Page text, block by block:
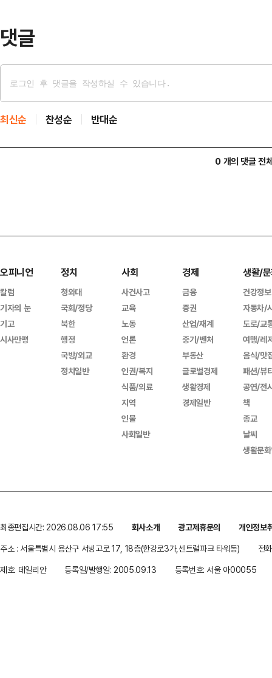
댓글
최신순 찬성순 반대순
0 개의 댓글 전
오피니언
칼럼
기자의 눈
기고
시사만평
정치
청와대
국회/정당
북한
행정
국방/외교
정치일반
사회
사건사고
교육
노동
언론
환경
인권/복지
식품/의료
지역
인물
사회일반
경제
금융
증권
산업/재계
중기/벤처
부동산
글로벌경제
생활경제
경제일반
생활/
건강정보
자동차/
도로/교
여행/레
음식/맛
패션/뷰
공연/전
책
종교
날씨
생활문
최종편집시간: 2026.08.06 17:55 회사소개 광고제휴문의
개인정보
주소 : 서울특별시 용산구 서빙고로 17, 18층(한강로3가,센트럴파크 타워동)
전
제호: 데일리안
등록일/발행일: 2005.09.13 등록번호: 서울 아00055